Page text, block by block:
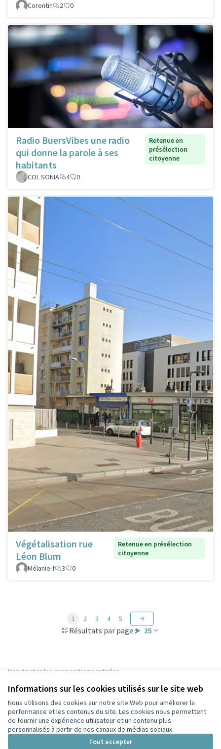
Informations sur les cookies utilisés sur le site web
Nous utilisons des cookies sur notre site Web pour améliorer la
performance et les contenus du site. Les cookies nous permettent
de fournir une expérience utilisateur et un contenu plus
personnalisés à partir de nos canaux de médias sociaux.
Tout accepter
Corentin
2 0
Radio BuersVibes une radio
qui donne la parole à ses
habitants
Retenue en
présélection
citoyenne
COL SONIA 4 0
Végétalisation rue
Léon Blum
Retenue en présélection
citoyenne
Mélanie-f
3 0
Résultats par page : 25
1 2 3 4 5
Voir toutes les propositions retirées
Conditions d'utilisation
Paramètres des cookies
Participez Villeurbanne sur X
(Lien externe)
Participez Villeurbanne sur Facebook
Participez Villeurbanne sur Instagram
Participez Villeurbanne sur YouTube
(Lien externe)